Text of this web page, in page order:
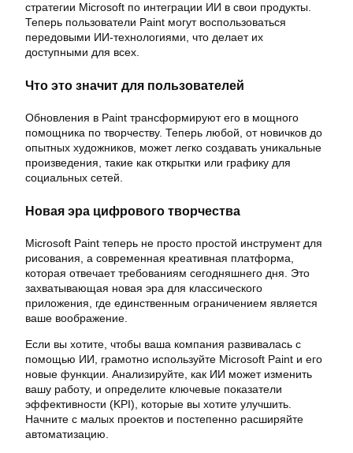
стратегии Microsoft по интеграции ИИ в свои продукты.
Теперь пользователи Paint могут воспользоваться
передовыми ИИ-технологиями, что делает их
доступными для всех.
Что это значит для пользователей
Обновления в Paint трансформируют его в мощного
помощника по творчеству. Теперь любой, от новичков до
опытных художников, может легко создавать уникальные
произведения, такие как открытки или графику для
социальных сетей.
Новая эра цифрового творчества
Microsoft Paint теперь не просто простой инструмент для
рисования, а современная креативная платформа,
которая отвечает требованиям сегодняшнего дня. Это
захватывающая новая эра для классического
приложения, где единственным ограничением является
ваше воображение.
Если вы хотите, чтобы ваша компания развивалась с
помощью ИИ, грамотно используйте Microsoft Paint и его
новые функции. Анализируйте, как ИИ может изменить
вашу работу, и определите ключевые показатели
эффективности (KPI), которые вы хотите улучшить.
Начните с малых проектов и постепенно расширяйте
автоматизацию.